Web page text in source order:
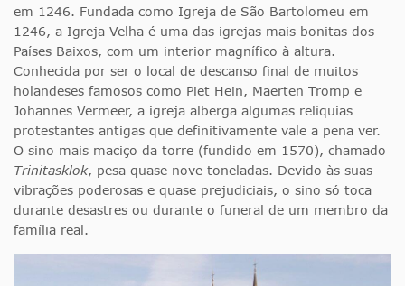
em 1246. Fundada como Igreja de São Bartolomeu em
1246, a Igreja Velha é uma das igrejas mais bonitas dos
Países Baixos, com um interior magnífico à altura.
Conhecida por ser o local de descanso final de muitos
holandeses famosos como Piet Hein, Maerten Tromp e
Johannes Vermeer, a igreja alberga algumas relíquias
protestantes antigas que definitivamente vale a pena ver.
O sino mais maciço da torre (fundido em 1570), chamado
Trinitasklok, pesa quase nove toneladas. Devido às suas
vibrações poderosas e quase prejudiciais, o sino só toca
durante desastres ou durante o funeral de um membro da
família real.